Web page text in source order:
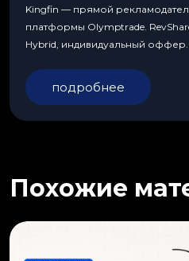
Kingfin — прямой
платформы Olymptrade.
Hybrid, индивидуальный оффер.
подробнее
Похожие